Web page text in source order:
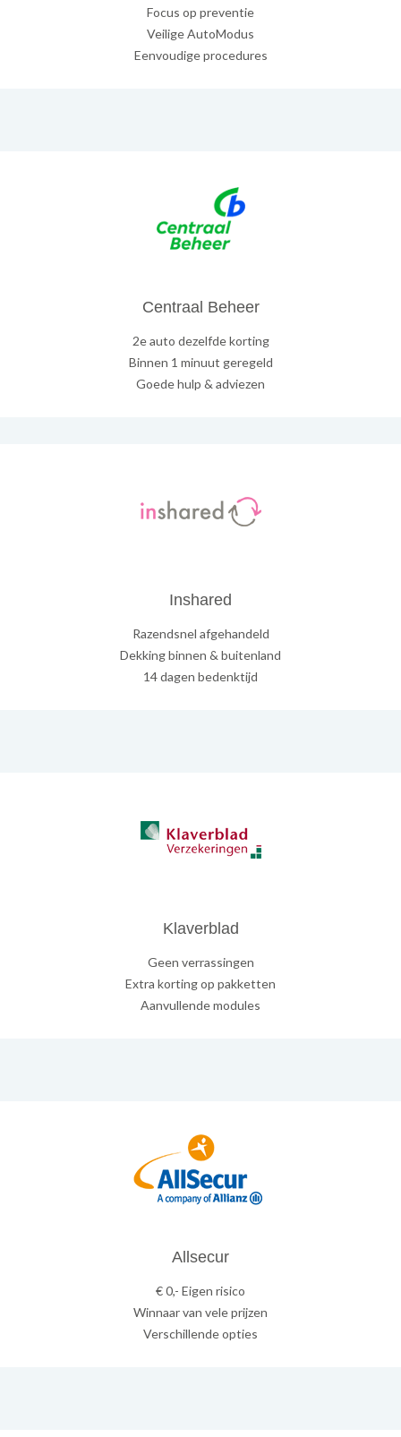
Focus op preventie
Veilige AutoModus
Eenvoudige procedures
Centraal Beheer
2e auto dezelfde korting
Binnen 1 minuut geregeld
Goede hulp & adviezen
Inshared
Razendsnel afgehandeld
Dekking binnen & buitenland
14 dagen bedenktijd
Klaverblad
Geen verrassingen
Extra korting op pakketten
Aanvullende modules
Allsecur
€ 0,- Eigen risico
Winnaar van vele prijzen
Verschillende opties